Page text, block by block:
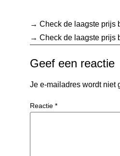
→ Check de laagste prijs
→ Check de laagste prijs
Geef een reactie
Je e-mailadres wordt niet
Reactie *